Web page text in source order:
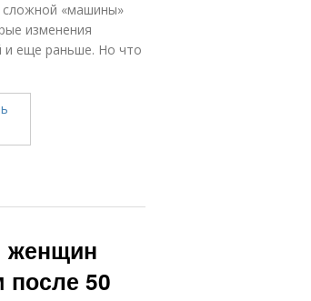
сложной «машины»
изменения
и еще раньше. Но что
женщин
50